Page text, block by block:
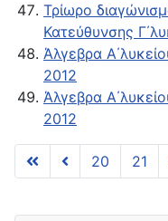
Τρίωρο
Κατεύθυνσης
Άλγεβρα
2012
Άλγεβρα
2012
20 21